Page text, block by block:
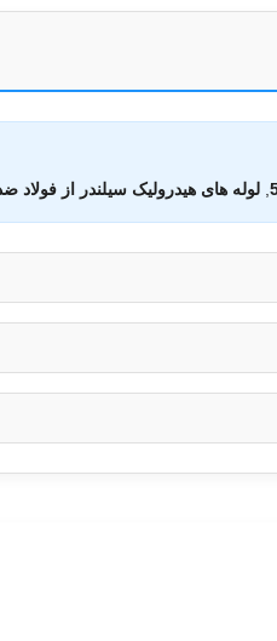
لوله های هیدرولیک سیلندر از فولاد